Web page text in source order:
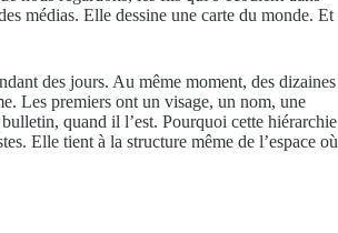
médias. Elle dessine une carte du monde. Et
des jours. Au même moment, des dizaines
Les premiers ont un visage, un nom, une
quand il l’est. Pourquoi cette hiérarchie
Elle tient à la structure même de l’espace où